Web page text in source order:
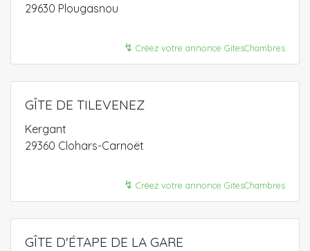
29630 Plougasnou
↯ Créez votre annonce GitesChambres
GÎTE DE TILEVENEZ
Kergant
29360 Clohars-Carnoët
↯ Créez votre annonce GitesChambres
GÎTE D'ÉTAPE DE LA GARE